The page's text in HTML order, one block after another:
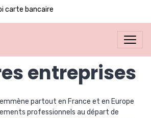
entreprises
partout en France et en Europe
professionnels au départ de